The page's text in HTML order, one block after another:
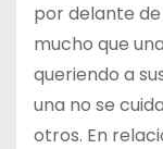
por delante
mucho que
queriendo a
una no se
otros. En